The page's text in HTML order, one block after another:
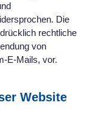
Die
rechtliche
von
E-Mails, vor.
Website